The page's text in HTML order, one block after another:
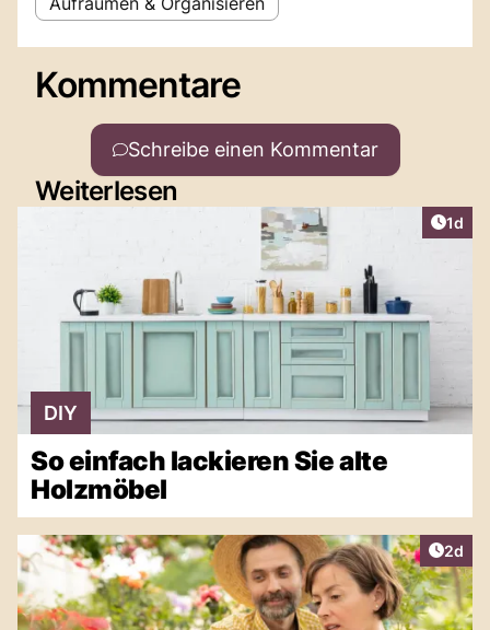
Kommentare
Schreibe einen Kommentar
Weiterlesen
1d
DIY
So einfach lackieren Sie alte
Holzmöbel
2d